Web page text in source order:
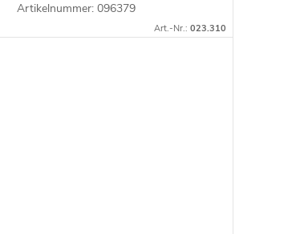
Artikelnummer: 096379
Art.-Nr.: 023.310